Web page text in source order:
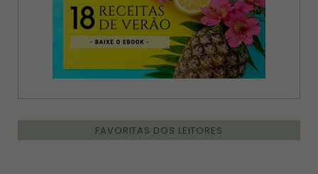
FAVORITAS DOS LEITORES